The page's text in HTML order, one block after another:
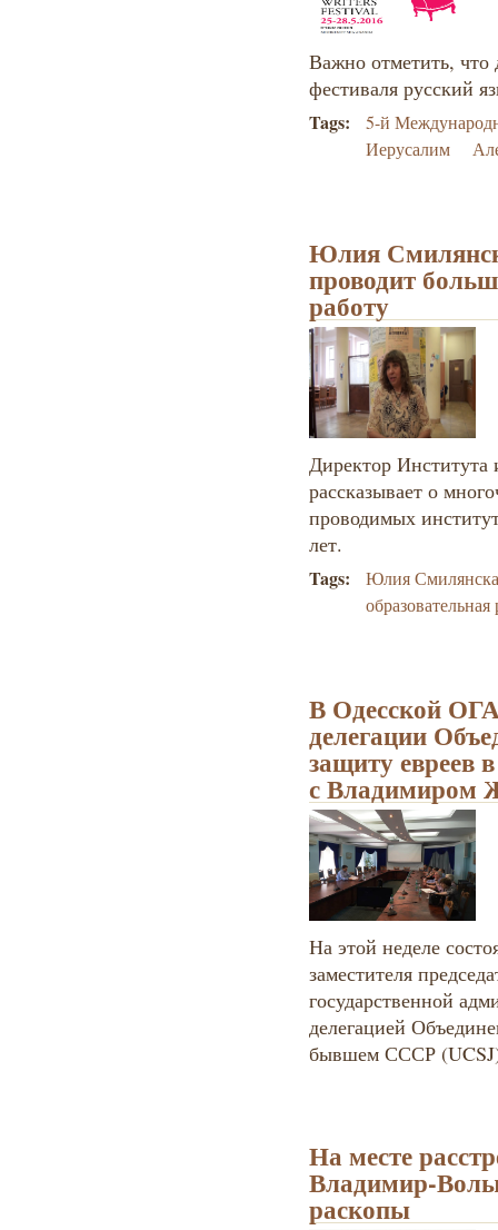
Важно отметить, что
фестиваля русский
Tags:
5-й
Иерусалим
Юлия
проводит
работу
Директор
рассказывает о
проводимых
лет.
Tags:
Юлия
образовательная
В Одесской ОГА
делегации
защиту
с Владимиром
На этой неделе
заместителя
государственной
делегацией
бывшем СССР
На месте
Владимир-
раскопы